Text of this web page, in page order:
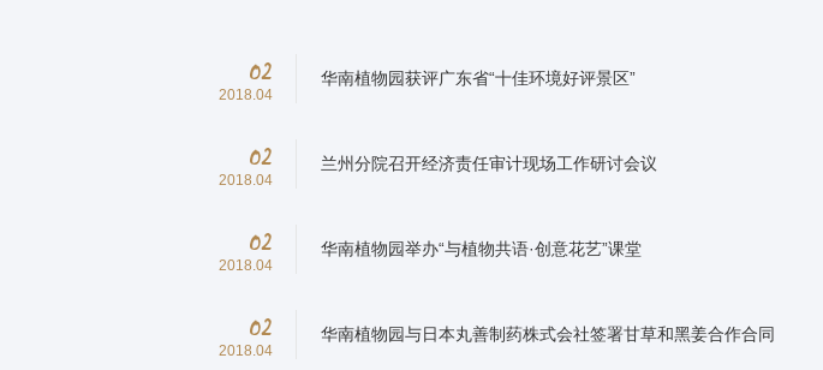
02
2018.04
华南植物园获评广东省“十佳环境好评景区”
02
2018.04
兰州分院召开经济责任审计现场工作研讨会议
02
2018.04
华南植物园举办“与植物共语·创意花艺”课堂
02
2018.04
华南植物园与日本丸善制药株式会社签署甘草和黑姜合作合同